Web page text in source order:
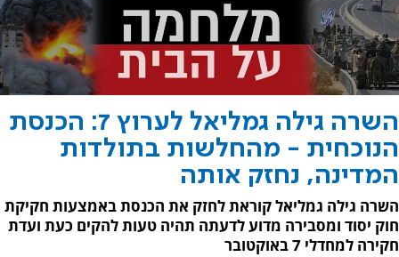
השרה גילה גמליאל לערוץ 7: הכנסת
הנוכחית - מהחלשות בתולדות
המדינה, נחזק אותה
השרה גילה גמליאל קוראת לחזק את הכנסת באמצעות חקיקת
חוק יסוד ומסבירה מדוע לדעתה תהיה טעות להקים כעת ועדת
חקירה למחדלי 7 באוקטובר